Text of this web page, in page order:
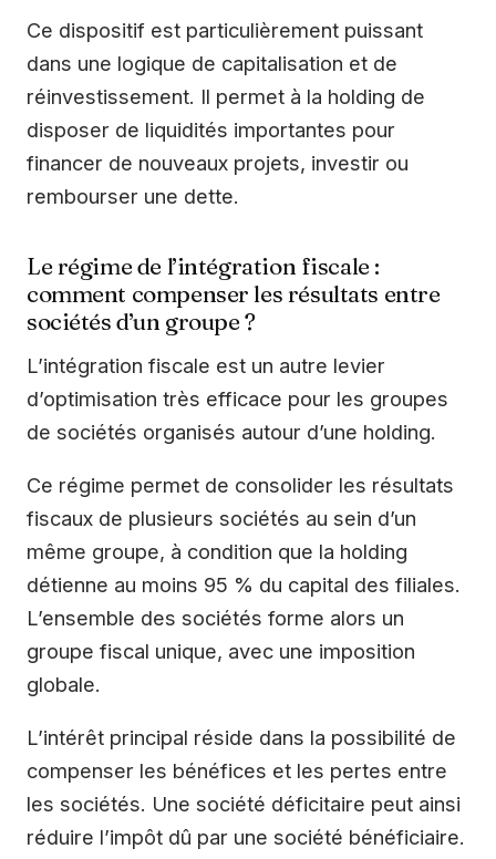
Ce dispositif est particulièrement puissant
dans une logique de capitalisation et de
réinvestissement. Il permet à la holding de
disposer de liquidités importantes pour
financer de nouveaux projets, investir ou
rembourser une dette.
Le régime de l’intégration fiscale :
comment compenser les résultats entre
sociétés d’un groupe ?
L’intégration fiscale est un autre levier
d’optimisation très efficace pour les groupes
de sociétés organisés autour d’une holding.
Ce régime permet de consolider les résultats
fiscaux de plusieurs sociétés au sein d’un
même groupe, à condition que la holding
détienne au moins 95 % du capital des filiales.
L’ensemble des sociétés forme alors un
groupe fiscal unique, avec une imposition
globale.
L’intérêt principal réside dans la possibilité de
compenser les bénéfices et les pertes entre
les sociétés. Une société déficitaire peut ainsi
réduire l’impôt dû par une société bénéficiaire.